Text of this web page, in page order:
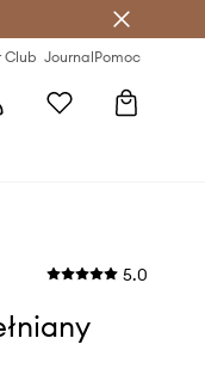
Club JournalPomoc
5.0